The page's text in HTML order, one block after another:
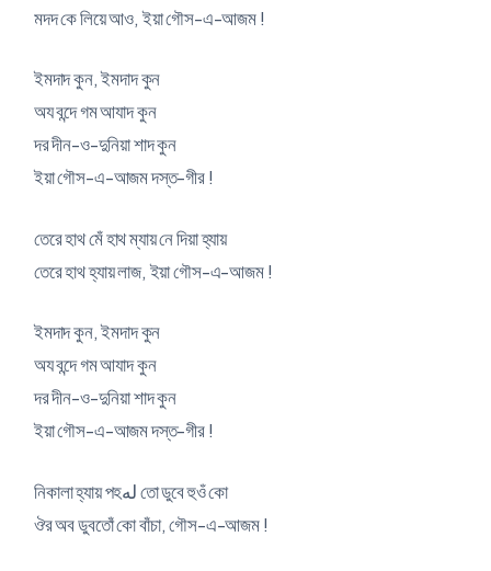
মদদ কে লিয়ে আও, ইয়া গৌস-এ-আজম !
ইমদাদ কুন, ইমদাদ কুন
অয বন্দে গম আযাদ কুন
দর দীন-ও-দুনিয়া শাদ কুন
ইয়া গৌস-এ-আজম দস্ত-গীর !
তেরে হাথ মেঁ হাথ ম্যায় নে দিয়া হ্যায়
তেরে হাথ হ্যায় লাজ, ইয়া গৌস-এ-আজম !
ইমদাদ কুন, ইমদাদ কুন
অয বন্দে গম আযাদ কুন
দর দীন-ও-দুনিয়া শাদ কুন
ইয়া গৌস-এ-আজম দস্ত-গীর !
নিকালা হ্যায় পহله তো ডুবে হুওঁ কো
ঔর অব ডুবতোঁ কো বাঁচা, গৌস-এ-আজম !